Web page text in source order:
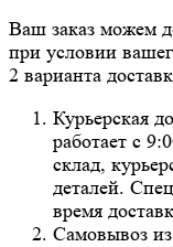
Ваш заказ можем
при условии
2 варианта
Курьерская
работает с
склад,
деталей.
время
Самовывоз из